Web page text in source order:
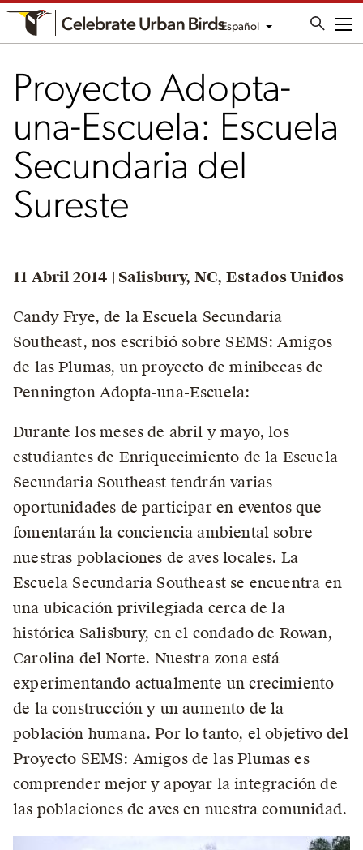
Español
Proyecto Adopta-
una-Escuela: Escuela
Secundaria del
Sureste
11 Abril 2014 | Salisbury, NC, Estados Unidos
Candy Frye, de la Escuela Secundaria
Southeast, nos escribió sobre SEMS: Amigos
de las Plumas, un proyecto de minibecas de
Pennington Adopta-una-Escuela:
Durante los meses de abril y mayo, los
estudiantes de Enriquecimiento de la Escuela
Secundaria Southeast tendrán varias
oportunidades de participar en eventos que
fomentarán la conciencia ambiental sobre
nuestras poblaciones de aves locales. La
Escuela Secundaria Southeast se encuentra en
una ubicación privilegiada cerca de la
histórica Salisbury, en el condado de Rowan,
Carolina del Norte. Nuestra zona está
experimentando actualmente un crecimiento
de la construcción y un aumento de la
población humana. Por lo tanto, el objetivo del
Proyecto SEMS: Amigos de las Plumas es
comprender mejor y apoyar la integración de
las poblaciones de aves en nuestra comunidad.